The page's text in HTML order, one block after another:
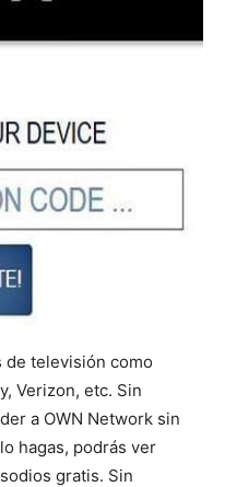
de televisión como
Verizon, etc. Sin
a OWN Network sin
hagas, podrás ver
gratis. Sin